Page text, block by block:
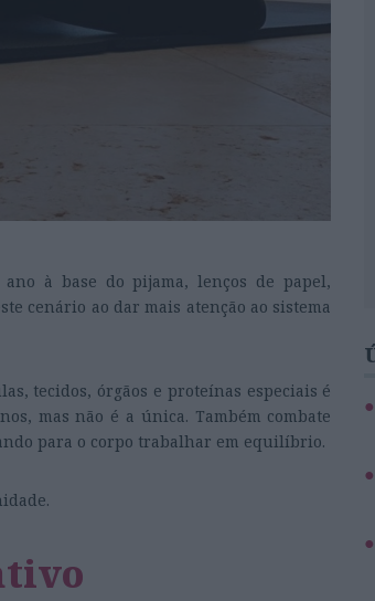
à base do pijama, lenços de papel,
cenário ao dar mais atenção ao sistema
tecidos, órgãos e proteínas especiais é
mas não é a única. Também combate
para o corpo trabalhar em equilíbrio.